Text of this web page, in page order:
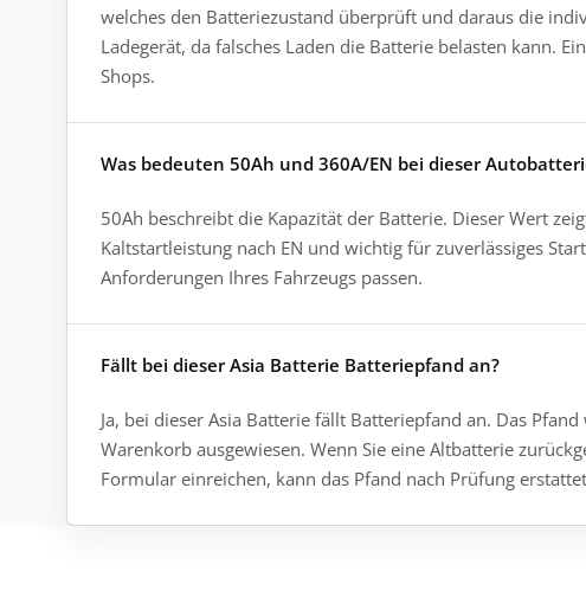
welches den Batteriezustand überprüft und daraus die
Ladegerät, da falsches Laden die Batterie belasten kann.
Shops.
Was bedeuten 50Ah und 360A/EN bei dieser
50Ah beschreibt die Kapazität der Batterie. Dieser Wert
Kaltstartleistung nach EN und wichtig für zuverlässiges
Anforderungen Ihres Fahrzeugs passen.
Fällt bei dieser Asia Batterie Batteriepfand an?
Ja, bei dieser Asia Batterie fällt Batteriepfand an. Das
Warenkorb ausgewiesen. Wenn Sie eine Altbatterie
Formular einreichen, kann das Pfand nach Prüfung